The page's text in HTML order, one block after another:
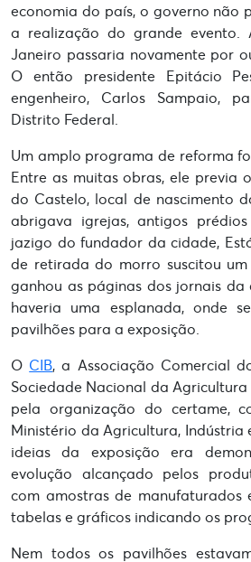
economia do país, o governo não
a realização do grande evento.
Janeiro passaria novamente por
O então presidente Epitácio
engenheiro, Carlos Sampaio,
Distrito Federal.
Um amplo programa de reforma
Entre as muitas obras, ele previa
do Castelo, local de nascimento
abrigava igrejas, antigos
jazigo do fundador da cidade,
de retirada do morro suscitou
ganhou as páginas dos jornais da
haveria uma esplanada, onde
pavilhões para a exposição.
O CIB, a Associação Comercial
Sociedade Nacional da
pela organização do certame,
Ministério da Agricultura, Indústria
ideias da exposição era
evolução alcançado pelos
com amostras de manufaturados
tabelas e gráficos indicando os
Nem todos os pavilhões